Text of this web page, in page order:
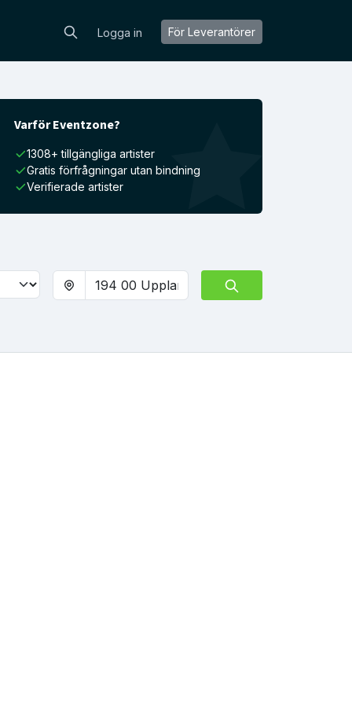
Logga in För Leverantörer
Varför Eventzone?
1308+ tillgängliga artister
Gratis förfrågningar utan bindning
Verifierade artister